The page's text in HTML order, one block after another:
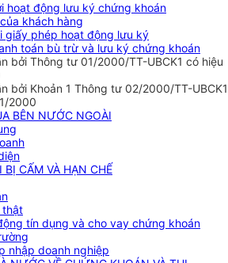
hoạt động lưu ký chứng khoán
khách hàng
giấy phép hoạt động lưu ký
toán bù trừ và lưu ký chứng khoán
bởi Thông tư 01/2000/TT-UBCK1 có hiệu
bởi Khoản 1 Thông tư 02/2000/TT-UBCK1
2000
BÊN NƯỚC NGOÀI
CẤM VÀ HẠN CHẾ
thật
tín dụng và cho vay chứng khoán
nhập doanh nghiệp